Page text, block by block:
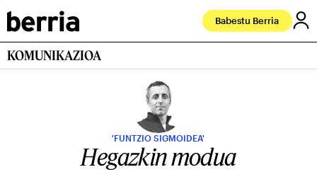
Babestu Berria
KOMUNIKAZIOA
'FUNTZIO SIGMOIDEA'
Hegazkin modua